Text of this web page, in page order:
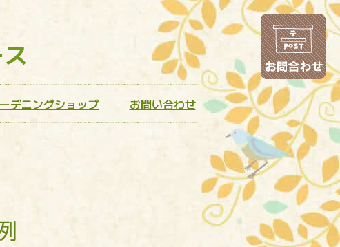
デニングショップ お問い合わせ